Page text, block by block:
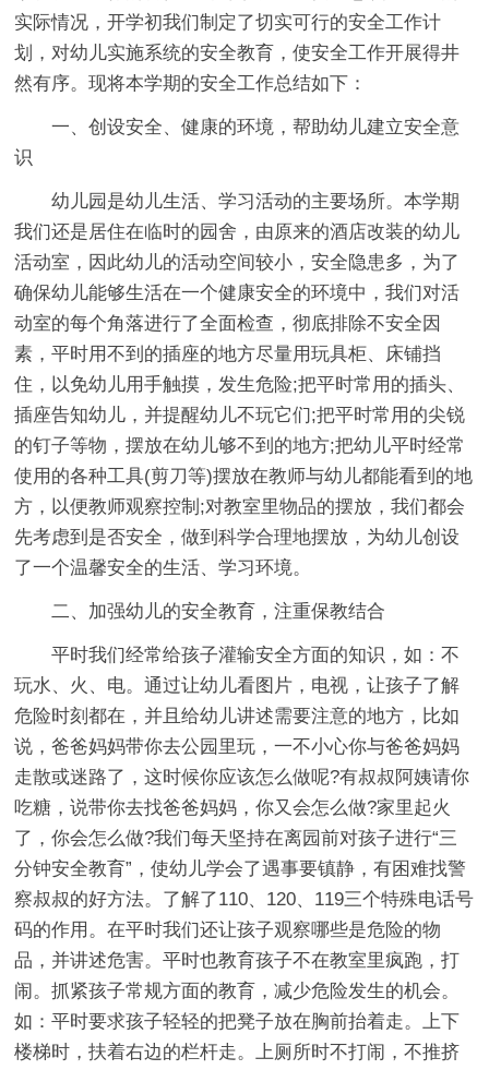
实际情况，开学初我们制定了切实可行的安全工作计
划，对幼儿实施系统的安全教育，使安全工作开展得井
然有序。现将本学期的安全工作总结如下：
一、创设安全、健康的环境，帮助幼儿建立安全意
识
幼儿园是幼儿生活、学习活动的主要场所。本学期
我们还是居住在临时的园舍，由原来的酒店改装的幼儿
活动室，因此幼儿的活动空间较小，安全隐患多，为了
确保幼儿能够生活在一个健康安全的环境中，我们对活
动室的每个角落进行了全面检查，彻底排除不安全因
素，平时用不到的插座的地方尽量用玩具柜、床铺挡
住，以免幼儿用手触摸，发生危险;把平时常用的插头、
插座告知幼儿，并提醒幼儿不玩它们;把平时常用的尖锐
的钉子等物，摆放在幼儿够不到的地方;把幼儿平时经常
使用的各种工具(剪刀等)摆放在教师与幼儿都能看到的地
方，以便教师观察控制;对教室里物品的摆放，我们都会
先考虑到是否安全，做到科学合理地摆放，为幼儿创设
了一个温馨安全的生活、学习环境。
二、加强幼儿的安全教育，注重保教结合
平时我们经常给孩子灌输安全方面的知识，如：不
玩水、火、电。通过让幼儿看图片，电视，让孩子了解
危险时刻都在，并且给幼儿讲述需要注意的地方，比如
说，爸爸妈妈带你去公园里玩，一不小心你与爸爸妈妈
走散或迷路了，这时候你应该怎么做呢?有叔叔阿姨请你
吃糖，说带你去找爸爸妈妈，你又会怎么做?家里起火
了，你会怎么做?我们每天坚持在离园前对孩子进行“三
分钟安全教育”，使幼儿学会了遇事要镇静，有困难找警
察叔叔的好方法。了解了110、120、119三个特殊电话号
码的作用。在平时我们还让孩子观察哪些是危险的物
品，并讲述危害。平时也教育孩子不在教室里疯跑，打
闹。抓紧孩子常规方面的教育，减少危险发生的机会。
如：平时要求孩子轻轻的把凳子放在胸前抬着走。上下
楼梯时，扶着右边的栏杆走。上厕所时不打闹，不推挤